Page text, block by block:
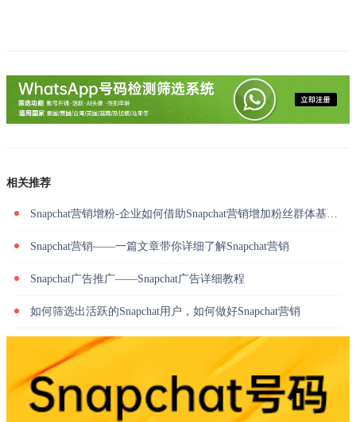
相关推荐
Snapchat营销增粉-企业如何借助Snapchat营销增加粉丝群体基数？这10种方法可以学一下
Snapchat营销——一篇文章带你详细了解Snapchat营销
Snapchat广告推广——Snapchat广告详细教程
如何筛选出活跃的Snapchat用户，如何做好Snapchat营销